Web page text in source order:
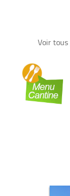
Voir tous